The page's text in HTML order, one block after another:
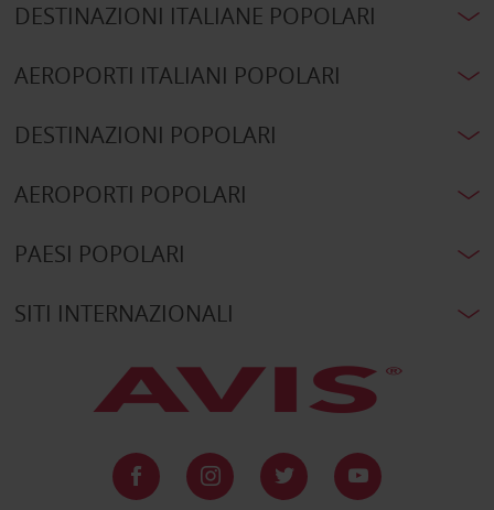
DESTINAZIONI ITALIANE POPOLARI
AEROPORTI ITALIANI POPOLARI
DESTINAZIONI POPOLARI
AEROPORTI POPOLARI
PAESI POPOLARI
SITI INTERNAZIONALI